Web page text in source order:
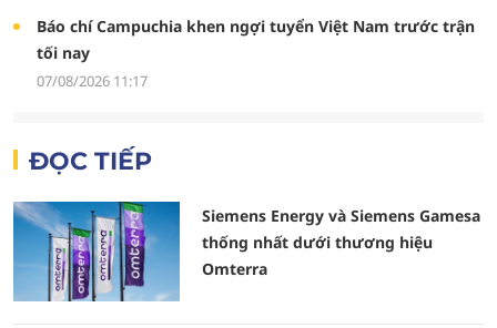
Báo chí Campuchia khen ngợi tuyển Việt Nam trước trận
tối nay
07/08/2026 11:17
ĐỌC TIẾP
Siemens Energy và Siemens Gamesa
thống nhất dưới thương hiệu
Omterra